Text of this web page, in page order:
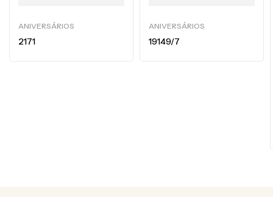
ANIVERSÁRIOS
2171
ANIVERSÁRIOS
19149/7